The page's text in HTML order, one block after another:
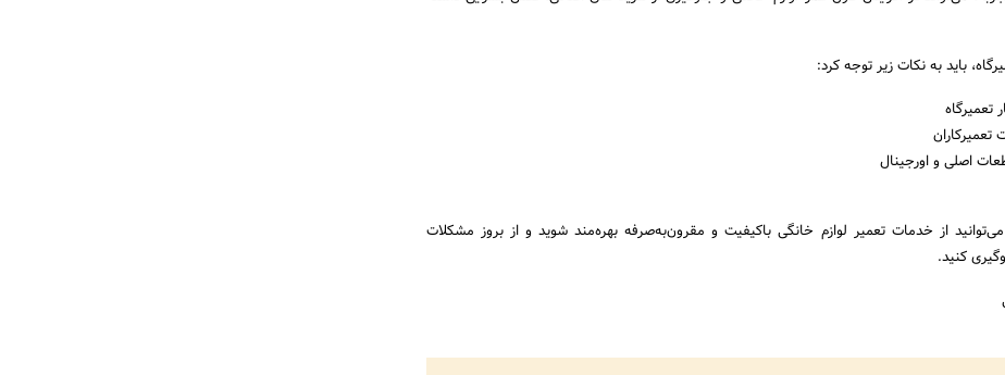
باید به نکات زیر توجه کرد:
تعمیرگاه
تعمیرکاران
اصلی و اورجینال
از خدمات تعمیر لوازم خانگی باکیفیت و مقرون‌به‌صرفه بهره‌مند شوید و از بروز مشکلات
کنید.